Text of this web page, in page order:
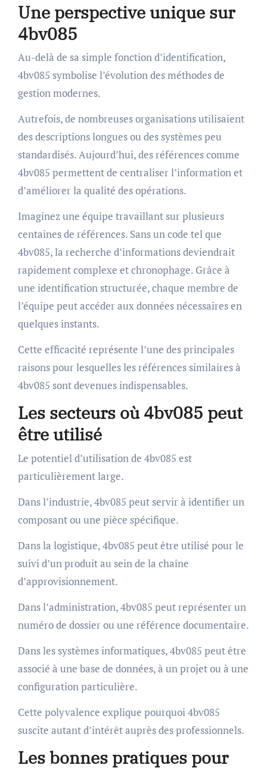
Une perspective unique sur
4bv085
Au-delà de sa simple fonction d’identification,
4bv085 symbolise l’évolution des méthodes de
gestion modernes.
Autrefois, de nombreuses organisations utilisaient
des descriptions longues ou des systèmes peu
standardisés. Aujourd’hui, des références comme
4bv085 permettent de centraliser l’information et
d’améliorer la qualité des opérations.
Imaginez une équipe travaillant sur plusieurs
centaines de références. Sans un code tel que
4bv085, la recherche d’informations deviendrait
rapidement complexe et chronophage. Grâce à
une identification structurée, chaque membre de
l’équipe peut accéder aux données nécessaires en
quelques instants.
Cette efficacité représente l’une des principales
raisons pour lesquelles les références similaires à
4bv085 sont devenues indispensables.
Les secteurs où 4bv085 peut
être utilisé
Le potentiel d’utilisation de 4bv085 est
particulièrement large.
Dans l’industrie, 4bv085 peut servir à identifier un
composant ou une pièce spécifique.
Dans la logistique, 4bv085 peut être utilisé pour le
suivi d’un produit au sein de la chaîne
d’approvisionnement.
Dans l’administration, 4bv085 peut représenter un
numéro de dossier ou une référence documentaire.
Dans les systèmes informatiques, 4bv085 peut être
associé à une base de données, à un projet ou à une
configuration particulière.
Cette polyvalence explique pourquoi 4bv085
suscite autant d’intérêt auprès des professionnels.
Les bonnes pratiques pour